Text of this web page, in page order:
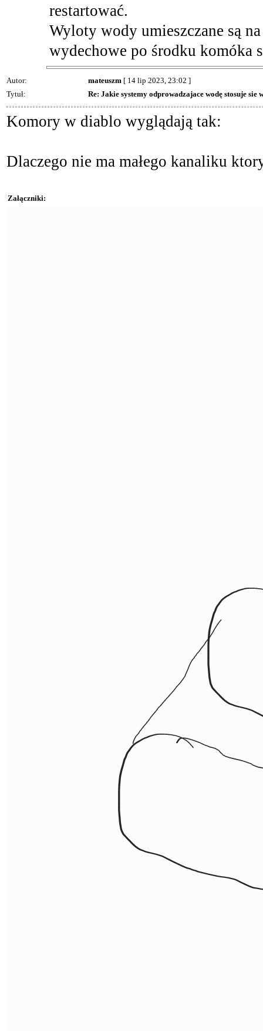
restartować.
Wyloty wody umieszczane są
wydechowe po środku komóka
Autor: mateuszm [ 14 lip 2023, 23:02 ]
Tytuł:
Re: Jakie systemy odprowadzajace wodę stosuje sie
Komory w diablo wyglądają tak:
Dlaczego nie ma małego kanaliku
Załączniki: